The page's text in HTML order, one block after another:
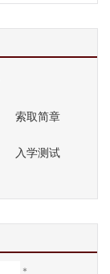
索取简章
入学测试
*